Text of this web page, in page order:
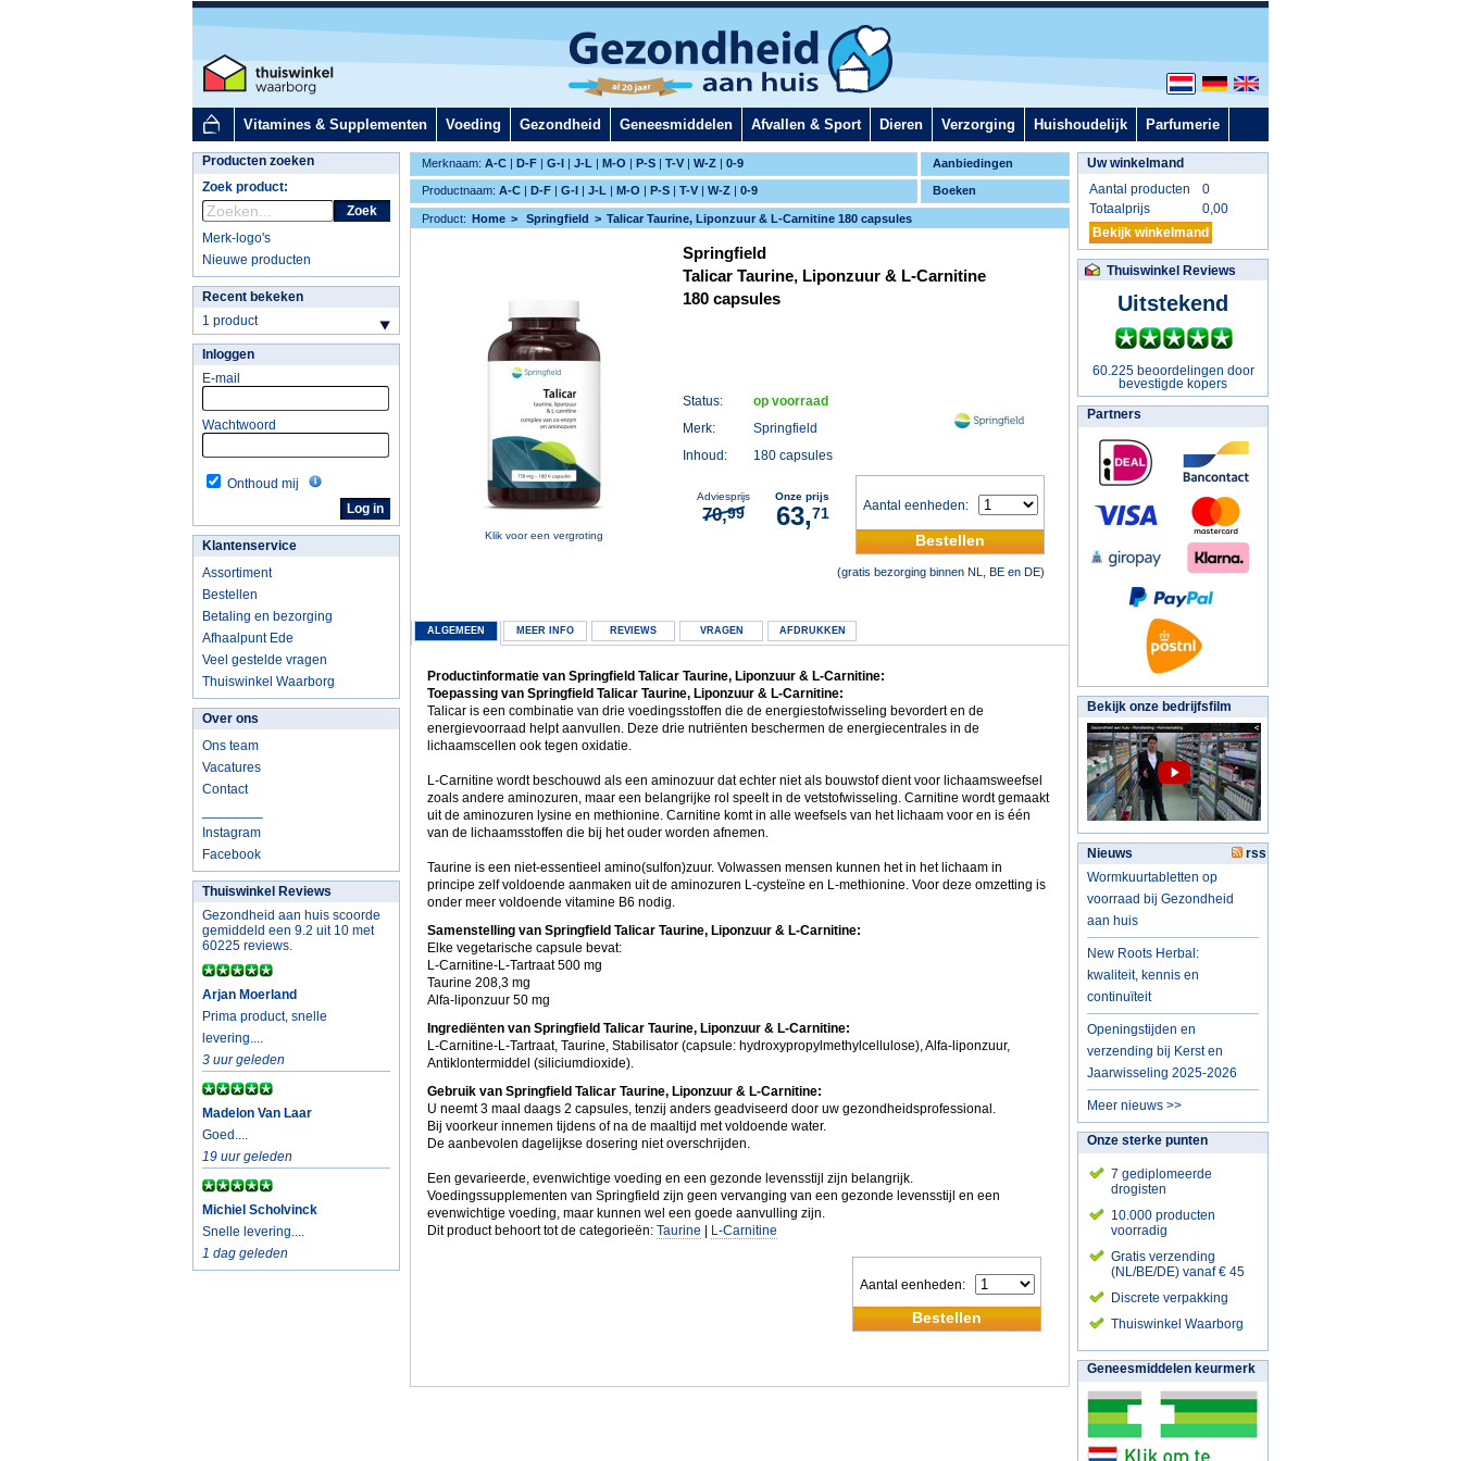
Vitamines & Supplementen Voeding Gezondheid Geneesmiddelen Afvallen & Sport Dieren Verzorging Huishoudelijk Parfumerie
Aanbiedingen
Merknaam: A-C | D-F | G-I | J-L | M-O | P-S | T-V | W-Z | 0-9
Boeken
Productnaam: A-C | D-F | G-I | J-L | M-O | P-S | T-V | W-Z | 0-9
Producten zoeken
Zoek product:
Zoek
Merk-logo's
Nieuwe producten
Recent bekeken
1 product
Inloggen
E-mail
Wachtwoord
Onthoud mij
Klantenservice
Assortiment
Bestellen
Betaling en bezorging
Afhaalpunt Ede
Veel gestelde vragen
Thuiswinkel Waarborg
Over ons
Ons team
Vacatures
Contact
Instagram
Facebook
Thuiswinkel Reviews
Gezondheid aan huis scoorde
gemiddeld een 9.2 uit 10 met
60225 reviews.
Arjan Moerland
Prima product, snelle
levering....
3 uur geleden
Madelon Van Laar
Goed....
19 uur geleden
Michiel Scholvinck
Snelle levering....
1 dag geleden
Product: Home Springfield Talicar Taurine, Liponzuur & L-Carnitine 180 capsules
Klik voor een vergroting
Springfield
Talicar Taurine, Liponzuur & L-Carnitine
180 capsules
Status:
op voorraad
Merk:
Springfield
Inhoud:
180 capsules
Aantal eenheden:
Bestellen
Adviesprijs
70,99
Onze prijs
63,71
(gratis bezorging binnen NL, BE en DE)
ALGEMEEN MEER INFO REVIEWS VRAGEN AFDRUKKEN
Productinformatie van Springfield Talicar Taurine, Liponzuur & L-Carnitine:
Toepassing van Springfield Talicar Taurine, Liponzuur & L-Carnitine:
Talicar is een combinatie van drie voedingsstoffen die de energiestofwisseling bevordert en de
energievoorraad helpt aanvullen. Deze drie nutriënten beschermen de energiecentrales in de
lichaamscellen ook tegen oxidatie.
L-Carnitine wordt beschouwd als een aminozuur dat echter niet als bouwstof dient voor lichaamsweefsel
zoals andere aminozuren, maar een belangrijke rol speelt in de vetstofwisseling. Carnitine wordt gemaakt
uit de aminozuren lysine en methionine. Carnitine komt in alle weefsels van het lichaam voor en is één
van de lichaamsstoffen die bij het ouder worden afnemen.
Taurine is een niet-essentieel amino(sulfon)zuur. Volwassen mensen kunnen het in het lichaam in
principe zelf voldoende aanmaken uit de aminozuren L-cysteïne en L-methionine. Voor deze omzetting is
onder meer voldoende vitamine B6 nodig.
Samenstelling van Springfield Talicar Taurine, Liponzuur & L-Carnitine:
Elke vegetarische capsule bevat:
L-Carnitine-L-Tartraat 500 mg
Taurine 208,3 mg
Alfa-liponzuur 50 mg
Ingrediënten van Springfield Talicar Taurine, Liponzuur & L-Carnitine:
L-Carnitine-L-Tartraat, Taurine, Stabilisator (capsule: hydroxypropylmethylcellulose), Alfa-liponzuur,
Antiklontermiddel (siliciumdioxide).
Gebruik van Springfield Talicar Taurine, Liponzuur & L-Carnitine:
U neemt 3 maal daags 2 capsules, tenzij anders geadviseerd door uw gezondheidsprofessional.
Bij voorkeur innemen tijdens of na de maaltijd met voldoende water.
De aanbevolen dagelijkse dosering niet overschrijden.
Een gevarieerde, evenwichtige voeding en een gezonde levensstijl zijn belangrijk.
Voedingssupplementen van Springfield zijn geen vervanging van een gezonde levensstijl en een
evenwichtige voeding, maar kunnen wel een goede aanvulling zijn.
Dit product behoort tot de categorieën: Taurine L-Carnitine
Aantal eenheden:
Bestellen
Uw winkelmand
Aantal producten
0
Totaalprijs
0,00
Bekijk winkelmand
Thuiswinkel Reviews
Uitstekend
60.225 beoordelingen door
bevestigde kopers
Partners
Bekijk onze bedrijfsfilm
Nieuws
rss
Wormkuurtabletten op
voorraad bij Gezondheid
aan huis
New Roots Herbal:
kwaliteit, kennis en
continuïteit
Openingstijden en
verzending bij Kerst en
Jaarwisseling 2025-2026
Meer nieuws >>
Onze sterke punten
7 gediplomeerde
drogisten
10.000 producten
voorradig
Gratis verzending
(NL/BE/DE) vanaf € 45
Discrete verpakking
Thuiswinkel Waarborg
Geneesmiddelen keurmerk